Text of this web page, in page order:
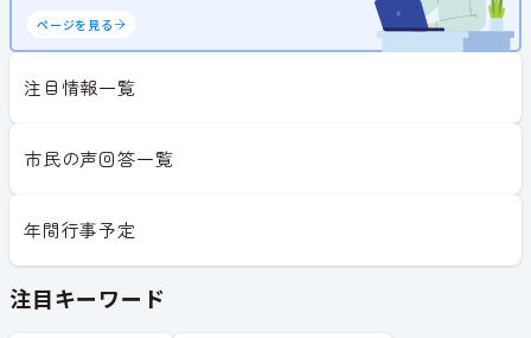
ページを見る
注目情報一覧
市民の声回答一覧
年間行事予定
注目キーワード